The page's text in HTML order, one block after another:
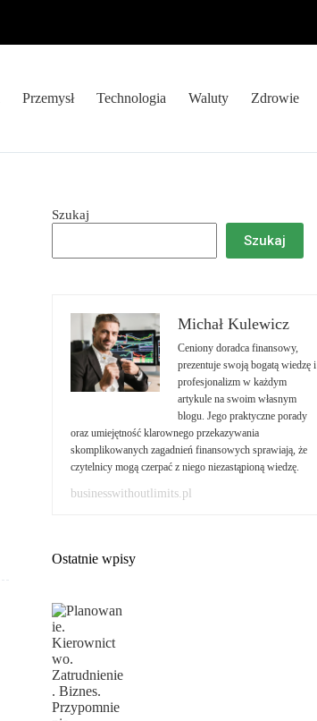
Przemysł Technologia Waluty Zdrowie
Szukaj
Szukaj
Michał Kulewicz
Ceniony doradca finansowy,
prezentuje swoją bogatą wiedzę i
profesjonalizm w każdym
artykule na swoim własnym
blogu. Jego praktyczne porady
oraz umiejętność klarownego przekazywania
skomplikowanych zagadnień finansowych sprawiają, że
czytelnicy mogą czerpać z niego niezastąpioną wiedzę.
businesswithoutlimits.pl
Ostatnie wpisy